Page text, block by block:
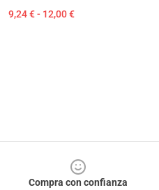
9,24 € - 12,00 €
Compra con confianza